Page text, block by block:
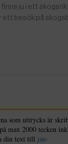
ju i ett
besök på
som uttrycks är
max 2000 tecken
din text till jan-